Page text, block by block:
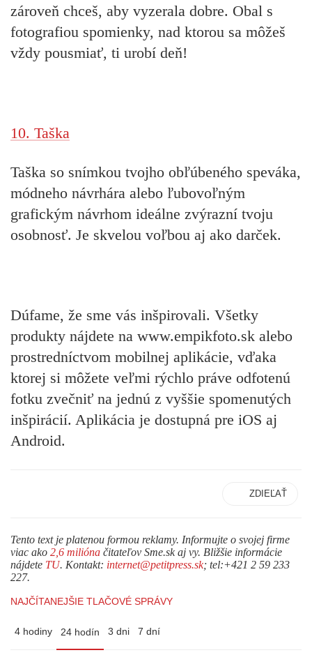
zároveň chceš, aby vyzerala dobre. Obal s
fotografiou spomienky, nad ktorou sa môžeš
vždy pousmiať, ti urobí deň!
10. Taška
Taška so snímkou tvojho obľúbeného speváka,
módneho návrhára alebo ľubovoľným
grafickým návrhom ideálne zvýrazní tvoju
osobnosť. Je skvelou voľbou aj ako darček.
Dúfame, že sme vás inšpirovali. Všetky
produkty nájdete na www.empikfoto.sk alebo
prostredníctvom mobilnej aplikácie, vďaka
ktorej si môžete veľmi rýchlo práve odfotenú
fotku zvečniť na jednú z vyššie spomenutých
inšpirácií. Aplikácia je dostupná pre iOS aj
Android.
ZDIEĽAŤ
Tento text je platenou formou reklamy. Informujte o svojej firme
viac ako 2,6 milióna čitateľov Sme.sk aj vy. Bližšie informácie
nájdete TU. Kontakt: internet@petitpress.sk; tel:+421 2 59 233
227.
NAJČÍTANEJŠIE TLAČOVÉ SPRÁVY
4 hodiny 24 hodín 3 dni 7 dní